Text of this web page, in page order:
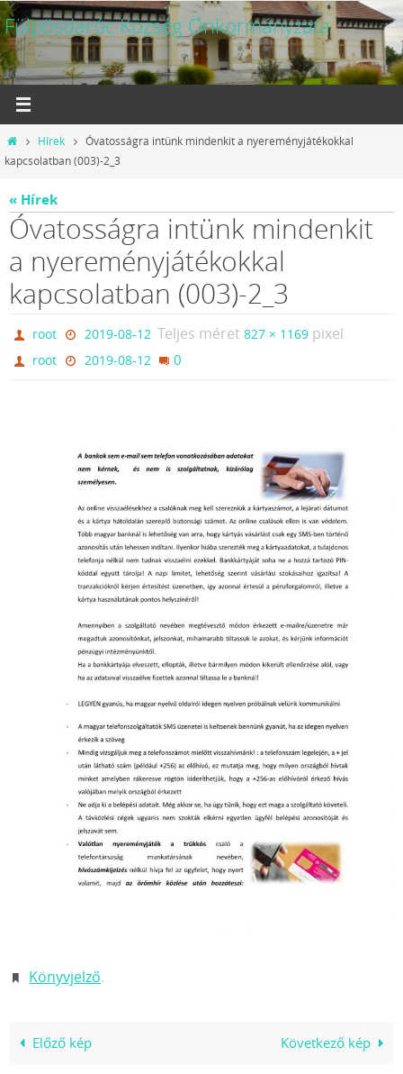
Megszakítás
Fülpösdaróc Község Önkormányzata
OtthonHírek
Óvatosságra intünk mindenkit a nyereményjátékokkal
kapcsolatban (003)-2_3
« Hírek
Óvatosságra intünk mindenkit
a nyereményjátékokkal
kapcsolatban (003)-2_3
root 2019-08-12 Teljes méret 827 × 1169pixel
root 2019-08-12 0
Könyvjelző.
Előző kép Következő kép